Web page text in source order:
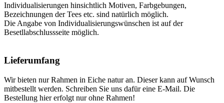
Individualisierungen hinsichtlich Motiven, Farbgebungen,
Bezeichnungen der Tees etc. sind natürlich möglich.
Die Angabe von Individualisierungswünschen ist auf der
Besetllabschlussseite möglich.
Lieferumfang
Wir bieten nur Rahmen in Eiche natur an. Dieser kann auf Wunsch
mitbestellt werden. Schreiben Sie uns dafür eine E-Mail. Die
Bestellung hier erfolgt nur ohne Rahmen!